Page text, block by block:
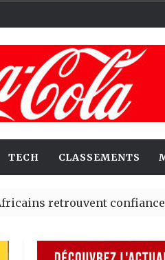
TECH CLASSEMENTS
confiance dans